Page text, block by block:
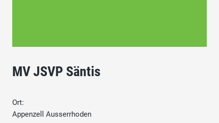
MV JSVP Säntis
Ort:
Appenzell Ausserrhoden